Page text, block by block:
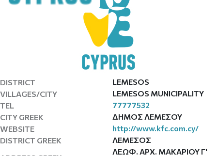
DISTRICT
LEMESOS
VILLAGES/CITY
LEMESOS MUNICIPALITY
TEL
77777532
CITY GREEK
ΔΗΜΟΣ ΛΕΜΕΣΟΥ
WEBSITE
http://www.kfc.com.cy/
DISTRICT GREEK
ΛΕΜΕΣΟΣ
ΛΕΩΦ. ΑΡΧ. ΜΑΚΑΡΙΟΥ Γ'